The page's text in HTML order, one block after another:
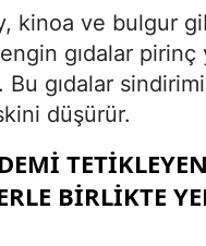
kinoa ve bulgur
gıdalar
gıdalar sindirimi
düşürür.
TETIKLEYEN
BIRLIKTE